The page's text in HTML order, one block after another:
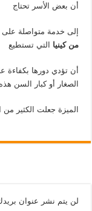
أن بعض الأسر تحتاج
إلى خدمة متواصلة على
من كينيا التي تستطيع
أن تؤدي دورها بكفاءة
الصغار أو كبار السن هذه
الميزة جعلت الكثير
لن يتم نشر عنوان